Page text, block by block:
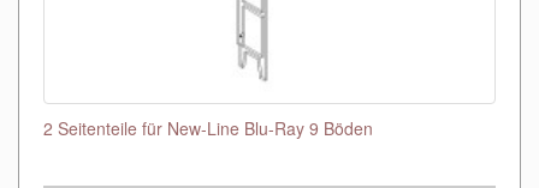
2 Seitenteile für New-Line Blu-Ray 9 Böden